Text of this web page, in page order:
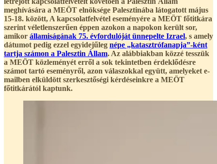
meghívására a MEÖT elnöksége Palesztinába látogatott május
15-18. között, A kapcsolatfelvétel eseményére a MEÖT főtitkára
szerint véletlenszerűen éppen azokon a napokon került sor,
amikor államiságának 75. évfordulóját ünnepelte Izrael, s amely
dátumot pedig ezzel egyidejűleg népe „katasztrófanapja”-ként
tartja számon a Palesztin Állam. Az alábbiakban közzé tesszük
a MEÖT közleményét erről a sok tekintetben érdeklődésre
számot tartó eseményről, azon válaszokkal együtt, amelyeket e-
mailben elküldött szerkesztőségi kérdéseinkre a MEÖT
főtitkárától kaptunk.